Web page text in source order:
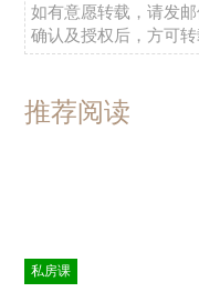
如有意愿转载，请发
确认及授权后，方可转
推荐阅读
私房课